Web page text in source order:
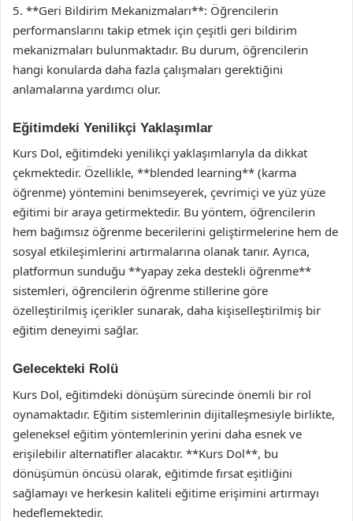
5. **Geri Bildirim Mekanizmaları**: Öğrencilerin
performanslarını takip etmek için çeşitli geri bildirim
mekanizmaları bulunmaktadır. Bu durum, öğrencilerin
hangi konularda daha fazla çalışmaları gerektiğini
anlamalarına yardımcı olur.
Eğitimdeki Yenilikçi Yaklaşımlar
Kurs Dol, eğitimdeki yenilikçi yaklaşımlarıyla da dikkat
çekmektedir. Özellikle, **blended learning** (karma
öğrenme) yöntemini benimseyerek, çevrimiçi ve yüz yüze
eğitimi bir araya getirmektedir. Bu yöntem, öğrencilerin
hem bağımsız öğrenme becerilerini geliştirmelerine hem de
sosyal etkileşimlerini artırmalarına olanak tanır. Ayrıca,
platformun sunduğu **yapay zeka destekli öğrenme**
sistemleri, öğrencilerin öğrenme stillerine göre
özelleştirilmiş içerikler sunarak, daha kişiselleştirilmiş bir
eğitim deneyimi sağlar.
Gelecekteki Rolü
Kurs Dol, eğitimdeki dönüşüm sürecinde önemli bir rol
oynamaktadır. Eğitim sistemlerinin dijitalleşmesiyle birlikte,
geleneksel eğitim yöntemlerinin yerini daha esnek ve
erişilebilir alternatifler alacaktır. **Kurs Dol**, bu
dönüşümün öncüsü olarak, eğitimde fırsat eşitliğini
sağlamayı ve herkesin kaliteli eğitime erişimini artırmayı
hedeflemektedir.